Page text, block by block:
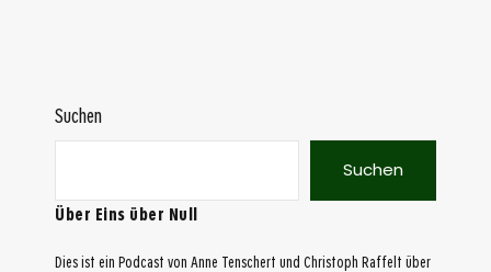
Suchen
Suchen
Über Eins über Null
Dies ist ein Podcast von Anne Tenschert und Christoph Raffelt über